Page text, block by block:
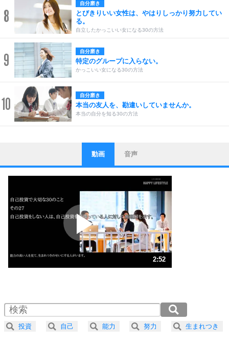
8
自分磨き
とびきりいい女性は、やはりしっかり努力してい
る。
自立したかっこいい女になる30の方法
9 自分磨き
特定のグループに入らない。
かっこいい女になる30の方法
10 自分磨き
本当の友人を、勘違いしていませんか。
本当の自分を知る30の方法
1
ストレス対策
他人と比べない。
いっそのこと、他人を見ない。
いらいらしない人になる30の方法
ポジティブになれない原因は、行動しないから。
ポジティブ思考になる30の方法
ストレス対策
人生、なんとかなるもの。
気楽に生きる30の方法
4 器の大きい人は、怒りを優しさで表現する。
プラス思考
動画 音声
2:52
2.0倍速 （338KB 1分26秒）
2.5倍速 （271KB 1分9秒）
3.0倍速 （226KB 57秒）
投資 自己 能力 努力 生まれつき